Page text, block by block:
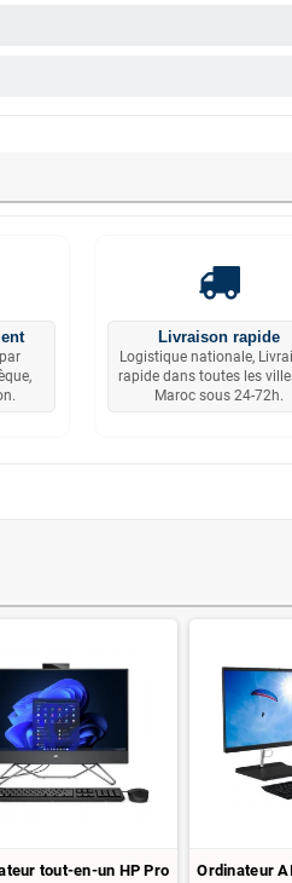
Livraison rapide
Logistique nationale,
rapide dans toutes les
Maroc sous 24-72h.
tout-en-un HP Pro
Ordinateur